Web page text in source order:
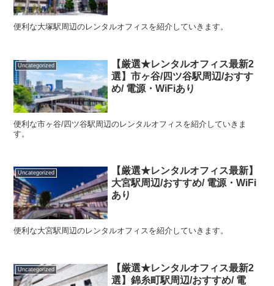
便利な大塚駅周辺のレンタルオフィスを紹介していきます。
Uncategorized
【厳選★レンタルオフィス最新2
選】市ヶ谷/四ツ谷駅周辺/おすす
め/ 電源・WiFiあり
便利な市ヶ谷/四ツ谷駅周辺のレンタルオフィスを紹介していきま
す。
Uncategorized
【厳選★レンタルオフィス最新】
大宮駅周辺/おすすめ/ 電源・WiFi
あり
便利な大宮駅周辺のレンタルオフィスを紹介していきます。
Uncategorized
【厳選★レンタルオフィス最新2
選】錦糸町駅周辺/おすすめ/ 電